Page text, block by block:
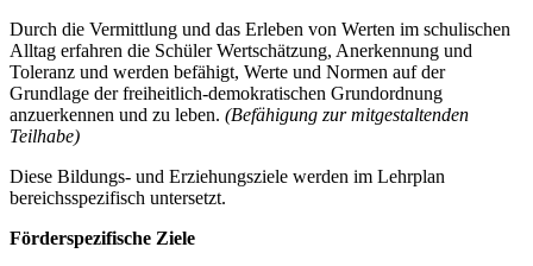
Durch die Vermittlung und das Erleben von Werten im schulischen
Alltag erfahren die Schüler Wertschätzung, Anerkennung und
Toleranz und werden befähigt, Werte und Normen auf der
Grundlage der freiheitlich-demokratischen Grundordnung
anzuerkennen und zu leben. (Befähigung zur mitgestaltenden
Teilhabe)
Diese Bildungs- und Erziehungsziele werden im Lehrplan
bereichsspezifisch untersetzt.
Förderspezifische Ziele